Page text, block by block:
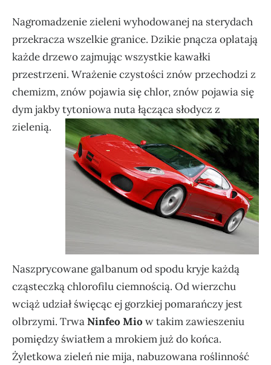
Nagromadzenie zieleni wyhodowanej na sterydach
przekracza wszelkie granice. Dzikie pnącza oplatają
każde drzewo zajmując wszystkie kawałki
przestrzeni. Wrażenie czystości znów przechodzi z
chemizm, znów pojawia się chlor, znów pojawia się
dym jakby tytoniowa nuta łącząca słodycz z
zielenią.
Naszprycowane galbanum od spodu kryje każdą
cząsteczką chlorofilu ciemnością. Od wierzchu
wciąż udział święcąc ej gorzkiej pomarańczy jest
olbrzymi. TrwaNinfeo Mio w takim zawieszeniu
pomiędzy światłem a mrokiem już do końca.
Żyletkowa zieleń nie mija, nabuzowana roślinność